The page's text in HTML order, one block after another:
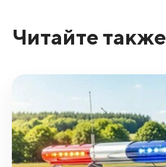
Читайте также